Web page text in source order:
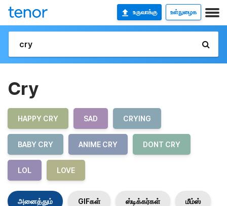
உருவாக்கு உள்நுழைக
Cry
HAPPY CRY SAD CRYING
BABY CRY ANIME CRY DONT CRY
LOL LOVE
அனைத்தும் GIFகள் ஸ்டிக்கர்கள் மீம்ஸ்